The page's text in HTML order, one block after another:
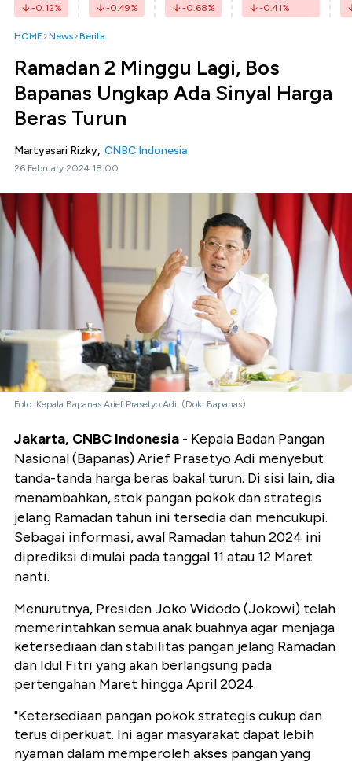
-0.12% -0.49% -0.68% -0.41%
HOME News Berita
Ramadan 2 Minggu Lagi, Bos
Bapanas Ungkap Ada Sinyal Harga
Beras Turun
Martyasari Rizky, CNBC Indonesia
26 February 2024 18:00
Foto: Kepala Bapanas Arief Prasetyo Adi. (Dok: Bapanas)
Jakarta, CNBC Indonesia - Kepala Badan Pangan
Nasional (Bapanas) Arief Prasetyo Adi menyebut
tanda-tanda harga beras bakal turun. Di sisi lain, dia
menambahkan, stok pangan pokok dan strategis
jelang Ramadan tahun ini tersedia dan mencukupi.
Sebagai informasi, awal Ramadan tahun 2024 ini
diprediksi dimulai pada tanggal 11 atau 12 Maret
nanti.
Menurutnya, Presiden Joko Widodo (Jokowi) telah
memerintahkan semua anak buahnya agar menjaga
ketersediaan dan stabilitas pangan jelang Ramadan
dan Idul Fitri yang akan berlangsung pada
pertengahan Maret hingga April 2024.
"Ketersediaan pangan pokok strategis cukup dan
terus diperkuat. Ini agar masyarakat dapat lebih
nyaman dalam memperoleh akses pangan yang